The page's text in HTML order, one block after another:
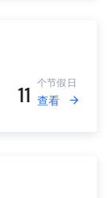
11 个节假日
查看